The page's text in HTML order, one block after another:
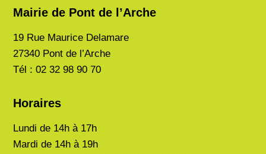
Mairie de Pont de l’Arche
19 Rue Maurice Delamare
27340 Pont de l’Arche
Tél : 02 32 98 90 70
Horaires
Lundi de 14h à 17h
Mardi de 14h à 19h